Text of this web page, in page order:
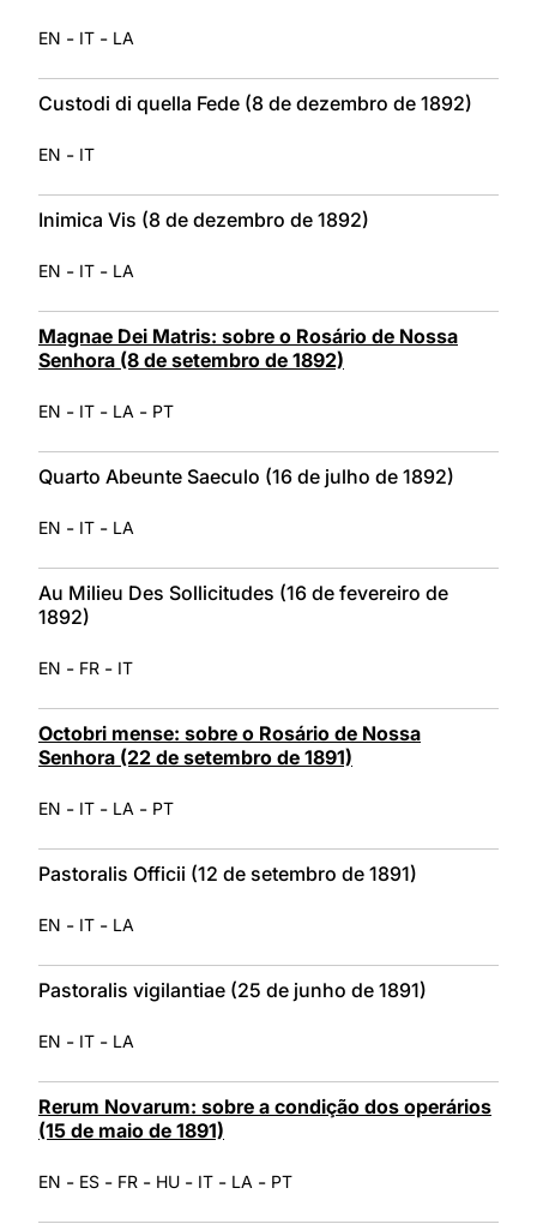
EN - IT - LA
Custodi di quella Fede (8 de dezembro de 1892)
EN - IT
Inimica Vis (8 de dezembro de 1892)
EN - IT - LA
Magnae Dei Matris: sobre o Rosário de Nossa
Senhora (8 de setembro de 1892)
EN - IT - LA - PT
Quarto Abeunte Saeculo (16 de julho de 1892)
EN - IT - LA
Au Milieu Des Sollicitudes (16 de fevereiro de
1892)
EN - FR - IT
Octobri mense: sobre o Rosário de Nossa
Senhora (22 de setembro de 1891)
EN - IT - LA - PT
Pastoralis Officii (12 de setembro de 1891)
EN - IT - LA
Pastoralis vigilantiae (25 de junho de 1891)
EN - IT - LA
Rerum Novarum: sobre a condição dos operários
(15 de maio de 1891)
EN - ES - FR - HU - IT - LA - PT